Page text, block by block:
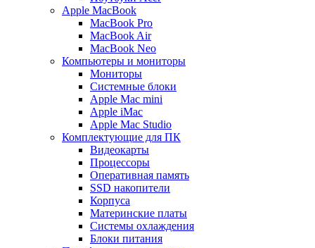
Apple MacBook
MacBook Pro
MacBook Air
MacBook Neo
Компьютеры и мониторы
Мониторы
Системные блоки
Apple Mac mini
Apple iMac
Apple Mac Studio
Комплектующие для ПК
Видеокарты
Процессоры
Оперативная память
SSD накопители
Корпуса
Материнские платы
Системы охлаждения
Блоки питания